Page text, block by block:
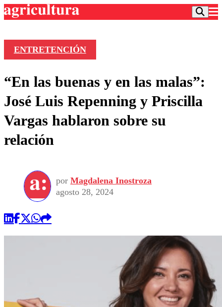
Frecuencias
Agricultura TV
Deportes
Colo Colo
Torneo Internacional
Torneo Nacional
Entretención
Internacional
Nacional
Programas
Comercial
ENTRETENCIÓN
“En las buenas y en las malas”:
José Luis Repenning y Priscilla
Vargas hablaron sobre su
relación
por Magdalena Inostroza
agosto 28, 2024